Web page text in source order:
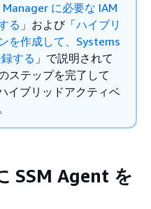
に必要な IAM
る 」および「ハイブリ
を作成して、Systems
する 」で説明されて
ステップを完了して
イブリッドアクティベ
SSM Agent を